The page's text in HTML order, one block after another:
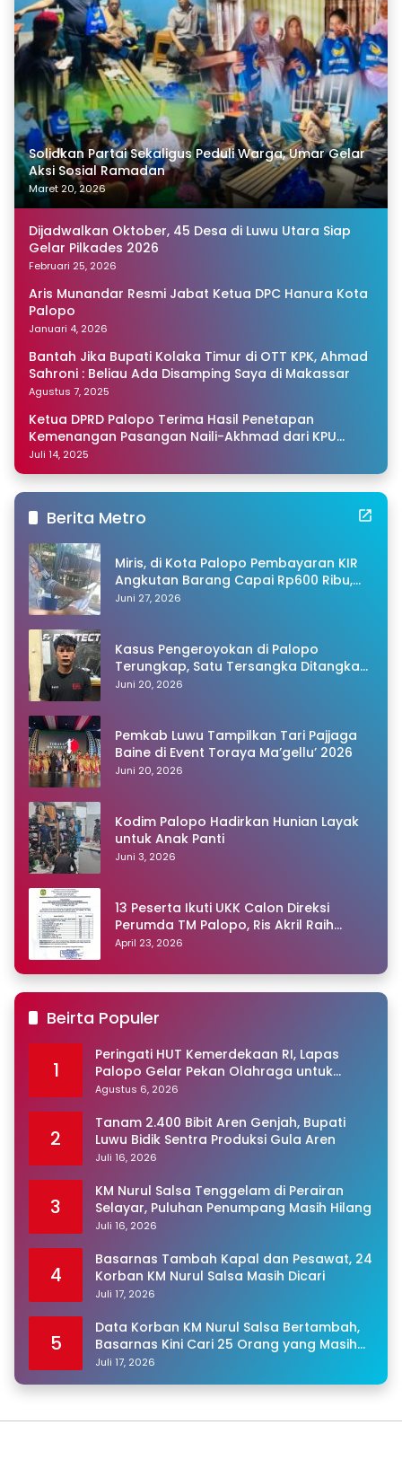
Solidkan Partai Sekaligus Peduli Warga, Umar Gelar
Aksi Sosial Ramadan
Maret 20, 2026
Dijadwalkan Oktober, 45 Desa di Luwu Utara Siap
Gelar Pilkades 2026
Februari 25, 2026
Aris Munandar Resmi Jabat Ketua DPC Hanura Kota
Palopo
Januari 4, 2026
Bantah Jika Bupati Kolaka Timur di OTT KPK, Ahmad
Sahroni : Beliau Ada Disamping Saya di Makassar
Agustus 7, 2025
Ketua DPRD Palopo Terima Hasil Penetapan
Kemenangan Pasangan Naili-Akhmad dari KPU
Sulsel
Juli 14, 2025
Berita Metro
Miris, di Kota Palopo Pembayaran KIR
Angkutan Barang Capai Rp600 Ribu,
Warganet Pertanyakan Dugaan Pungli
Juni 27, 2026
Kasus Pengeroyokan di Palopo
Terungkap, Satu Tersangka Ditangkap
Polisi
Juni 20, 2026
Pemkab Luwu Tampilkan Tari Pajjaga
Baine di Event Toraya Ma’gellu’ 2026
Juni 20, 2026
Kodim Palopo Hadirkan Hunian Layak
untuk Anak Panti
Juni 3, 2026
13 Peserta Ikuti UKK Calon Direksi
Perumda TM Palopo, Ris Akril Raih
Peringkat Pertama
April 23, 2026
Beirta Populer
1
Peringati HUT Kemerdekaan RI, Lapas
Palopo Gelar Pekan Olahraga untuk
Warga Binaan
Agustus 6, 2026
2
Tanam 2.400 Bibit Aren Genjah, Bupati
Luwu Bidik Sentra Produksi Gula Aren
Juli 16, 2026
3
KM Nurul Salsa Tenggelam di Perairan
Selayar, Puluhan Penumpang Masih Hilang
Juli 16, 2026
4
Basarnas Tambah Kapal dan Pesawat, 24
Korban KM Nurul Salsa Masih Dicari
Juli 17, 2026
5
Data Korban KM Nurul Salsa Bertambah,
Basarnas Kini Cari 25 Orang yang Masih
Hilang
Juli 17, 2026